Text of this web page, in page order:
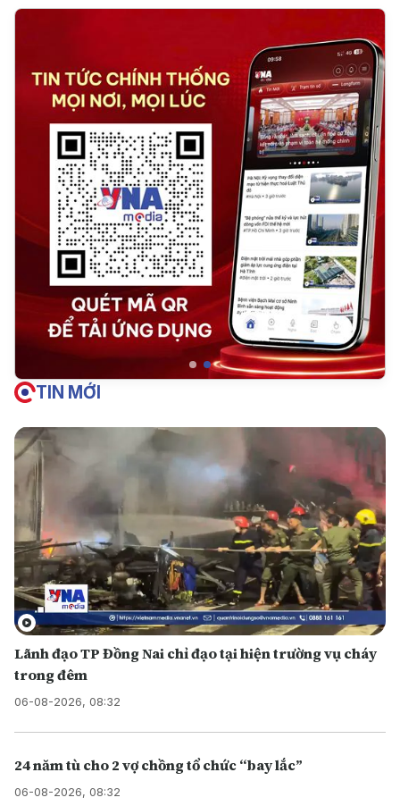
TIN MỚI
Lãnh đạo TP Đồng Nai chỉ đạo tại hiện trường vụ cháy
trong đêm
06-08-2026, 08:32
24 năm tù cho 2 vợ chồng tổ chức “bay lắc”
06-08-2026, 08:32